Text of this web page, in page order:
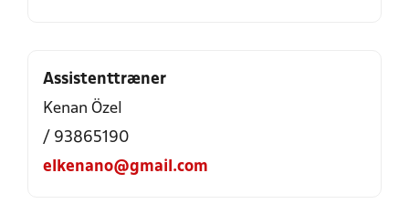
Assistenttræner
Kenan Özel
/ 93865190
elkenano@gmail.com